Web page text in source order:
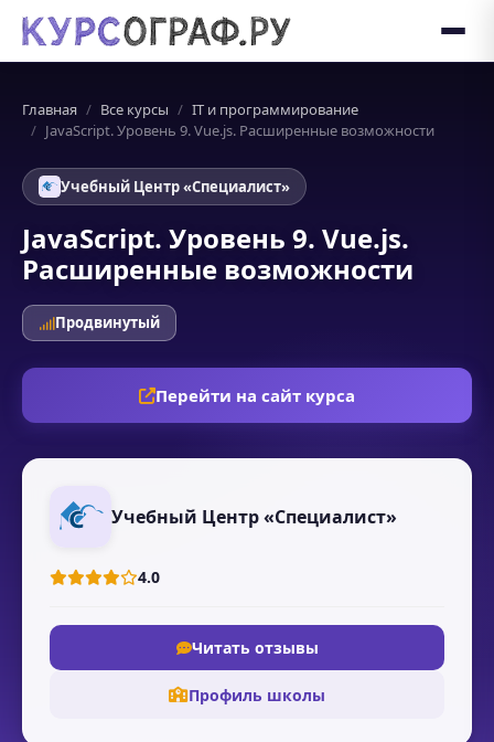
Главная Все курсы
IT и программирование
JavaScript. Уровень 9. Vue.js. Расширенные возможности
Учебный Центр «Специалист»
JavaScript. Уровень 9. Vue.js.
Расширенные возможности
Продвинутый
Перейти на сайт курса
Учебный Центр «Специалист»
4.0
Читать отзывы
Профиль школы